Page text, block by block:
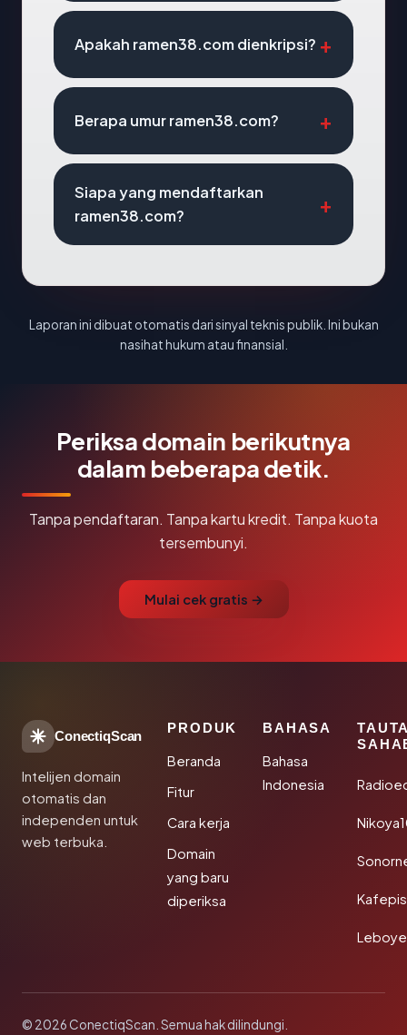
Apakah ramen38.com dienkripsi?
Berapa umur ramen38.com?
Siapa yang mendaftarkan
ramen38.com?
Laporan ini dibuat otomatis dari sinyal teknis publik. Ini bukan
nasihat hukum atau finansial.
Periksa domain berikutnya
dalam beberapa detik.
Tanpa pendaftaran. Tanpa kartu kredit. Tanpa kuota
tersembunyi.
Mulai cek gratis →
ConectiqScan
Intelijen domain
otomatis dan
independen untuk
web terbuka.
PRODUK
Beranda
Fitur
Cara kerja
Domain
yang baru
diperiksa
BAHASA
Bahasa
Indonesia
© 2026 ConectiqScan. Semua hak dilindungi.